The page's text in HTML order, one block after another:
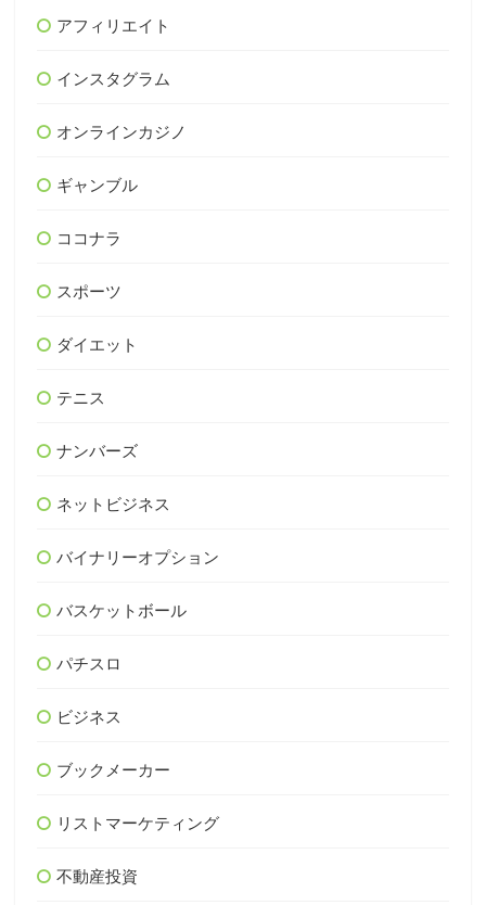
アフィリエイト
インスタグラム
オンラインカジノ
ギャンブル
ココナラ
スポーツ
ダイエット
テニス
ナンバーズ
ネットビジネス
バイナリーオプション
バスケットボール
パチスロ
ビジネス
ブックメーカー
リストマーケティング
不動産投資